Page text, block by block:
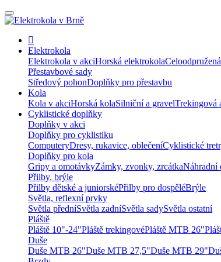
Elektrokola
Elektrokola v akciHorská elektrokola
Přestavbové sady
Středový pohonDoplňky pro přestavbu
Kola
Kola v akciHorská kolaSilniční a gravelTrekingová
Cyklistické doplňky
Doplňky v akci
Doplňky pro cyklistiku
ComputeryDresy, rukavice, oblečeníCyklistické
Doplňky pro kola
Gripy a omotávkyZámky, zvonky, zrcátkaNáhradní
Přilby, brýle
Přilby dětské a juniorskéPřilby pro dospěléBrýle
Světla, reflexní prvky
Světla předníSvětla zadníSvětla sadySvětla ostatní
Pláště
Pláště 10"-24"Pláště trekingovéPláště MTB 26"
Duše
Duše MTB 26"Duše MTB 27,5"Duše MTB 29"